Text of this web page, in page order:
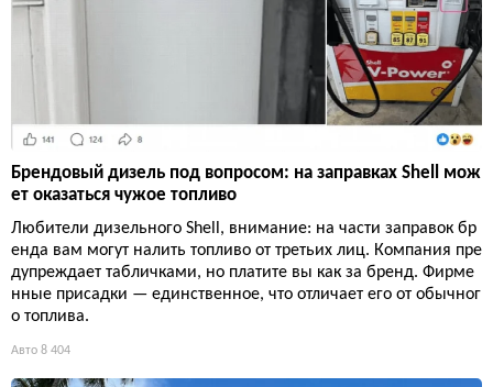
Брендовый дизель под вопросом: на заправках Shell мож
ет оказаться чужое топливо
Любители дизельного Shell, внимание: на части заправок бр
енда вам могут налить топливо от третьих лиц. Компания пре
дупреждает табличками, но платите вы как за бренд. Фирме
нные присадки — единственное, что отличает его от обычног
о топлива.
Авто 8 404